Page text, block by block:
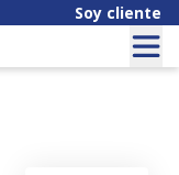
Soy cliente